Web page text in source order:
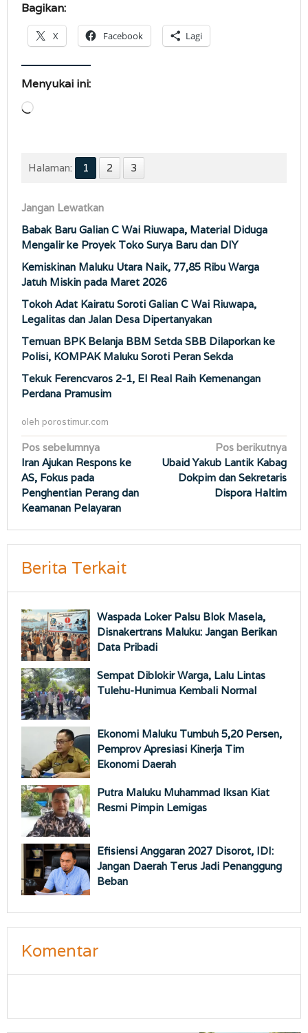
Bagikan:
X Facebook Lagi
Menyukai ini:
Memuat...
Halaman: 1 2 3
Jangan Lewatkan
Babak Baru Galian C Wai Riuwapa, Material Diduga
Mengalir ke Proyek Toko Surya Baru dan DIY
Kemiskinan Maluku Utara Naik, 77,85 Ribu Warga
Jatuh Miskin pada Maret 2026
Tokoh Adat Kairatu Soroti Galian C Wai Riuwapa,
Legalitas dan Jalan Desa Dipertanyakan
Temuan BPK Belanja BBM Setda SBB Dilaporkan ke
Polisi, KOMPAK Maluku Soroti Peran Sekda
Tekuk Ferencvaros 2-1, El Real Raih Kemenangan
Perdana Pramusim
oleh porostimur.com
Navigasi
pos
Pos sebelumnya
Iran Ajukan Respons ke
AS, Fokus pada
Penghentian Perang dan
Keamanan Pelayaran
Pos berikutnya
Ubaid Yakub Lantik Kabag
Dokpim dan Sekretaris
Dispora Haltim
Berita Terkait
Waspada Loker Palsu Blok Masela,
Disnakertrans Maluku: Jangan Berikan
Data Pribadi
Sempat Diblokir Warga, Lalu Lintas
Tulehu-Hunimua Kembali Normal
Ekonomi Maluku Tumbuh 5,20 Persen,
Pemprov Apresiasi Kinerja Tim
Ekonomi Daerah
Putra Maluku Muhammad Iksan Kiat
Resmi Pimpin Lemigas
Efisiensi Anggaran 2027 Disorot, IDI:
Jangan Daerah Terus Jadi Penanggung
Beban
Komentar